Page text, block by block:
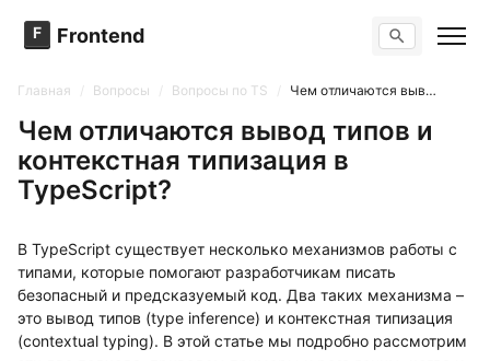
F Frontend Поиск по сайту
Тренажер вопросов
Задачи
Главная Вопросы Вопросы по TS Чем отличаются вывод типов и контекстная типизация в TypeScript?
Чем отличаются вывод типов и
контекстная типизация в
TypeScript?
В TypeScript существует несколько механизмов работы с
типами, которые помогают разработчикам писать
безопасный и предсказуемый код. Два таких механизма –
это вывод типов (type inference) и контекстная типизация
(contextual typing). В этой статье мы подробно рассмотрим